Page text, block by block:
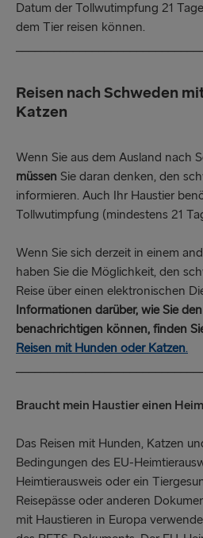
Datum der Tollwutimpfung 21
dem Tier reisen können.
Reisen nach Schweden
Katzen
Wenn Sie aus dem Ausland nach
müssen Sie daran denken, den
informieren. Auch Ihr Haustier
Tollwutimpfung (mindestens 21
Wenn Sie sich derzeit in einem
haben Sie die Möglichkeit, den
Reise über einen elektronischen
Informationen darüber, wie Sie
benachrichtigen können, finden
Reisen mit Hunden oder Katzen.
Braucht mein Haustier einen
Das Reisen mit Hunden, Katzen
Bedingungen des EU-
Heimtierausweis oder ein
Reisepässe oder anderen
mit Haustieren in Europa